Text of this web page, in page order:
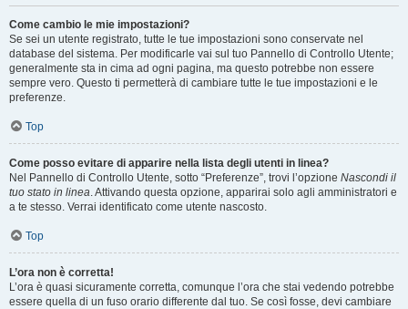
Come cambio le mie impostazioni?
Se sei un utente registrato, tutte le tue impostazioni sono conservate nel
database del sistema. Per modificarle vai sul tuo Pannello di Controllo Utente;
generalmente sta in cima ad ogni pagina, ma questo potrebbe non essere
sempre vero. Questo ti permetterà di cambiare tutte le tue impostazioni e le
preferenze.
Top
Come posso evitare di apparire nella lista degli utenti in linea?
Nel Pannello di Controllo Utente, sotto “Preferenze”, trovi l’opzione Nascondi il
tuo stato in linea. Attivando questa opzione, apparirai solo agli amministratori e
a te stesso. Verrai identificato come utente nascosto.
Top
L’ora non è corretta!
L’ora è quasi sicuramente corretta, comunque l’ora che stai vedendo potrebbe
essere quella di un fuso orario differente dal tuo. Se così fosse, devi cambiare